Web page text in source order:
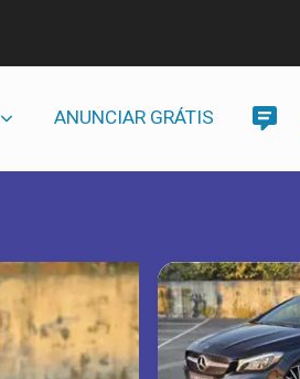
ANUNCIAR GRÁTIS